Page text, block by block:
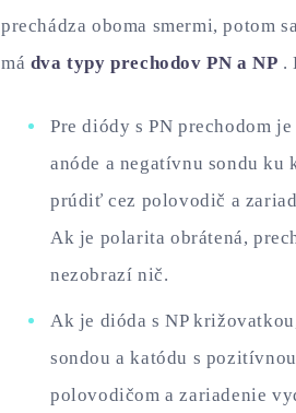
prechádza oboma smermi, potom
má dva typy prechodov PN a NP .
Pre diódy s PN prechodom
anóde a negatívnu sondu
prúdiť cez polovodič a
Ak je polarita obrátená,
nezobrazí nič.
Ak je dióda s NP
sondou a katódu s
polovodičom a zariadenie